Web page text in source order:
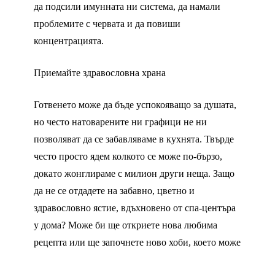
да подсили имунната ни система, да намали
проблемите с червата и да повиши
концентрацията.
Приемайте здравословна храна
Готвенето може да бъде успокояващо за душата,
но често натоварените ни графици не ни
позволяват да се забавляваме в кухнята. Твърде
често просто ядем колкото се може по-бързо,
докато жонглираме с милион други неща. Защо
да не се отдадете на забавно, цветно и
здравословно ястие, вдъхновено от спа-центъра
у дома? Може би ще откриете нова любима
рецепта или ще започнете ново хоби, което може